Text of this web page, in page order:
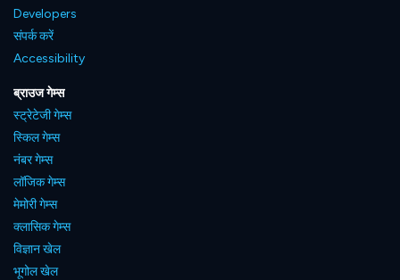
Developers
संपर्क करें
Accessibility
ब्राउज गेम्स
स्ट्रेटेजी गेम्स
स्किल गेम्स
नंबर गेम्स
लॉजिक गेम्स
मेमोरी गेम्स
क्लासिक गेम्स
विज्ञान खेल
भूगोल खेल